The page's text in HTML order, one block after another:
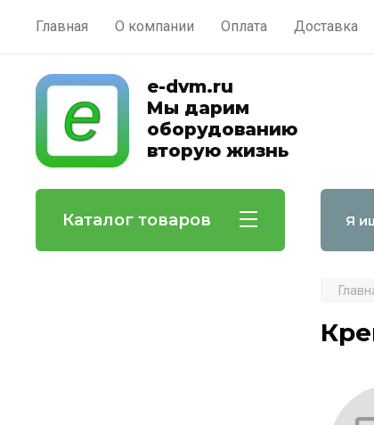
Главная О компании Оплата Доставка
e-dvm.ru
Мы дарим
оборудованию
вторую жизнь
Каталог товаров